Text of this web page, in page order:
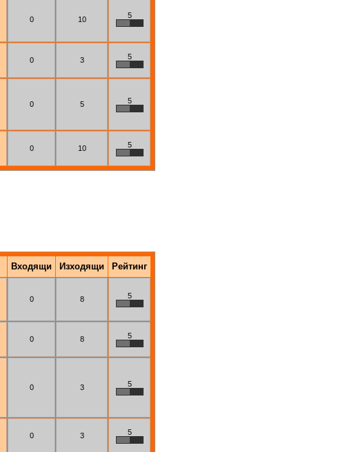
0 10 5
0 3 5
0 5 5
0 10 5
Входящи Изходящи Рейтинг
0 8 5
0 8 5
0 3 5
0 3 5